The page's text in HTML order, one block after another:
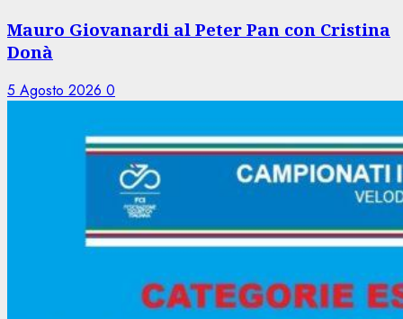
Mauro Giovanardi al Peter Pan con Cristina
Donà
5 Agosto 2026 0